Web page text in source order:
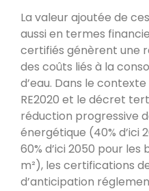
La valeur ajoutée de
aussi en termes
certifiés génèrent une
des coûts liés à la
d’eau. Dans le
RE2020 et le décret
réduction progressive
énergétique (40% d’ici
60% d’ici 2050 pour
m²), les certifications
d’anticipation